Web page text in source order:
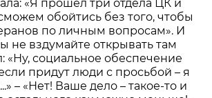
«Я прошёл три отдела ЦК и
обойтись без того, чтобы
по личным вопросам». И
не вздумайте открывать там
«Ну, социальное обеспечение
придут люди с просьбой – я
– «Нет! Ваше дело – такое-то и